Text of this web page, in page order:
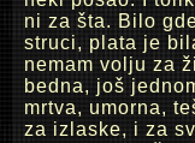
ni za šta. Bilo
struci, plata je
nemam volju za
bedna, još
mrtva, umorna,
za izlaske, i za